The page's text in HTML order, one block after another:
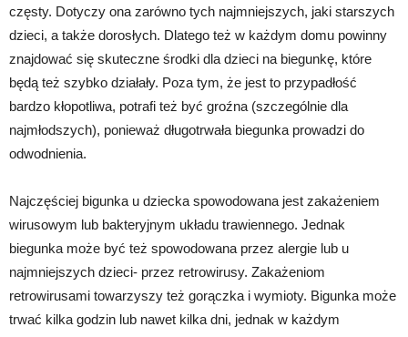
częsty. Dotyczy ona zarówno tych najmniejszych, jaki starszych
dzieci, a także dorosłych. Dlatego też w każdym domu powinny
znajdować się skuteczne środki dla dzieci na biegunkę, które
będą też szybko działały. Poza tym, że jest to przypadłość
bardzo kłopotliwa, potrafi też być groźna (szczególnie dla
najmłodszych), ponieważ długotrwała biegunka prowadzi do
odwodnienia.
Najczęściej bigunka u dziecka spowodowana jest zakażeniem
wirusowym lub bakteryjnym układu trawiennego. Jednak
biegunka może być też spowodowana przez alergie lub u
najmniejszych dzieci- przez retrowirusy. Zakażeniom
retrowirusami towarzyszy też gorączka i wymioty. Bigunka może
trwać kilka godzin lub nawet kilka dni, jednak w każdym